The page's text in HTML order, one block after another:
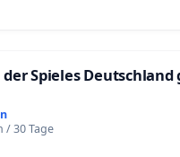
Spieles Deutschland
/ 30 Tage